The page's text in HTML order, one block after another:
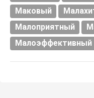
Маковый
Малоприятный
Малоэффективный